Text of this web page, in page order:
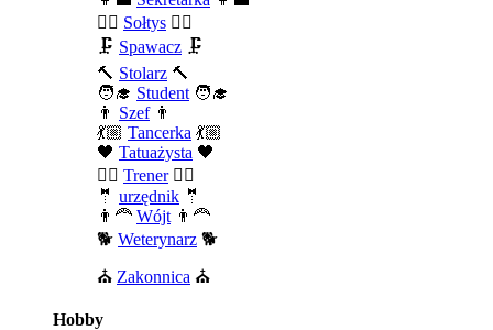
🧍‍♂️ Sołtys 🧍‍♂️
🗜️ Spawacz 🗜️
🔨 Stolarz 🔨
🧑‍🎓 Student 🧑‍🎓
👨 Szef👨
💃🏼 Tancerka 💃🏼
🖤 Tatuażysta 🖤
🏄‍♂️ Trener🏄‍♂️
🤵 urzędnik 🤵
👨‍🦰 Wójt 👨‍🦰
🐕 Weterynarz 🐕
⛪ Zakonnica ⛪
Hobby